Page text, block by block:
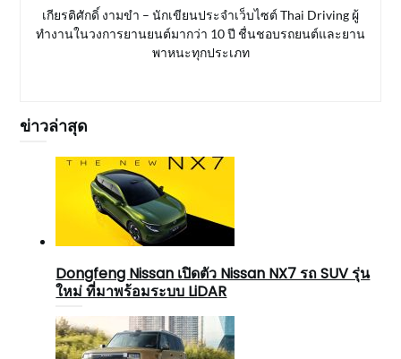
เกียรติศักดิ์ งามขำ – นักเขียนประจำเว็บไซต์ Thai Driving ผู้
ทำงานในวงการยานยนต์มากว่า 10 ปี ชื่นชอบรถยนต์และยาน
พาหนะทุกประเภท
ข่าวล่าสุด
Dongfeng Nissan เปิดตัว Nissan NX7 รถ SUV รุ่น
ใหม่ ที่มาพร้อมระบบ LiDAR